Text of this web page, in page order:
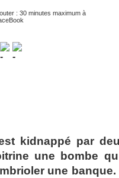
kidnappé par
une bombe
une